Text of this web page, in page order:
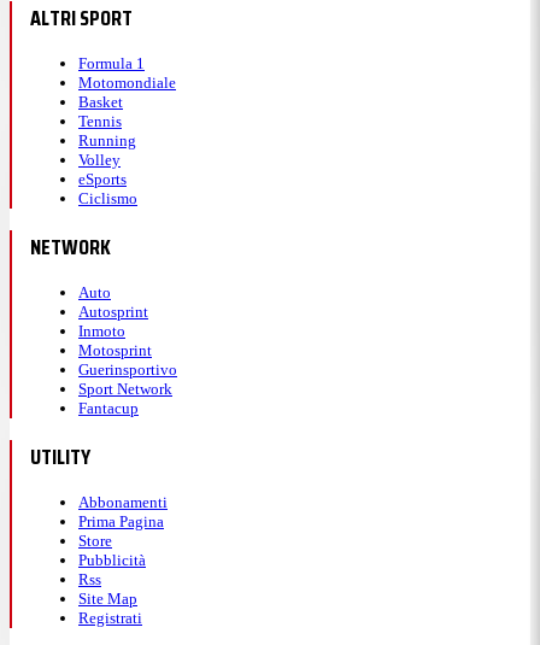
ALTRI SPORT
Formula 1
Motomondiale
Basket
Tennis
Running
Volley
eSports
Ciclismo
NETWORK
Auto
Autosprint
Inmoto
Motosprint
Guerinsportivo
Sport Network
Fantacup
UTILITY
Abbonamenti
Prima Pagina
Store
Pubblicità
Rss
Site Map
Registrati